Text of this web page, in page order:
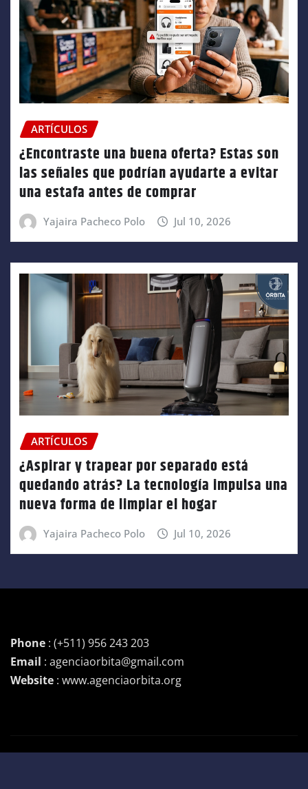
ARTÍCULOS
¿Encontraste una buena oferta? Estas son
las señales que podrían ayudarte a evitar
una estafa antes de comprar
Yajaira Pacheco Polo Jul 10, 2026
ARTÍCULOS
¿Aspirar y trapear por separado está
quedando atrás? La tecnología impulsa una
nueva forma de limpiar el hogar
Yajaira Pacheco Polo Jul 10, 2026
Phone : (+511) 956 243 203
Email : agenciaorbita@gmail.com
Website : www.agenciaorbita.org